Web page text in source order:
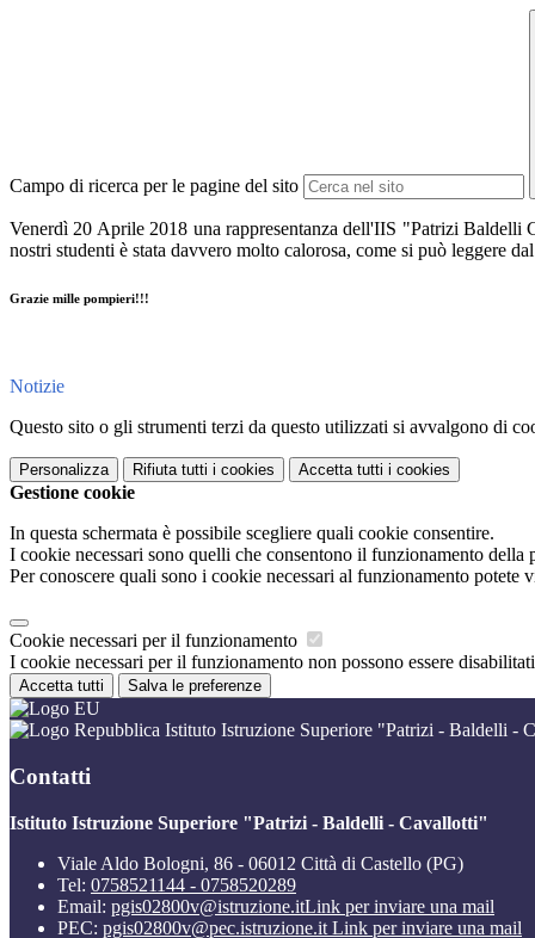
Campo di ricerca per le pagine del sito
Venerdì 20 Aprile 2018 una rappresentanza dell'IIS "Patrizi
nostri studenti è stata davvero molto calorosa, come si può leggere
Grazie mille pompieri!!!
Notizie
Questo sito o gli strumenti terzi da questo utilizzati si avvalgono di
Personalizza Rifiuta tutti i cookies Accetta tutti i cookies
Gestione cookie
In questa schermata è possibile scegliere quali cookie consentire.
I cookie necessari sono quelli che consentono il funzionamento
Per conoscere quali sono i cookie necessari al funzionamento potete
Cookie necessari per il funzionamento
I cookie necessari per il funzionamento non possono essere
Accetta tutti Salva le preferenze
Istituto Istruzione Superiore "Patrizi - Baldelli -
Contatti
Istituto Istruzione Superiore "Patrizi - Baldelli - Cavallotti"
Viale Aldo Bologni, 86 - 06012 Città di Castello (PG)
Tel: 0758521144 - 0758520289
Email: pgis02800v@istruzione.itLink per inviare una mail
PEC: pgis02800v@pec.istruzione.it Link per inviare una mail